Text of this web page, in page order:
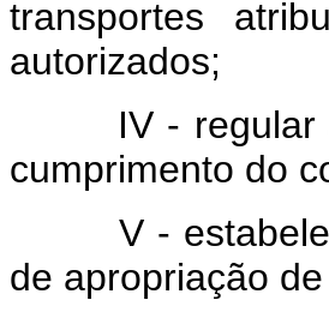
transportes
autorizados;
IV - regular a
cumprimento do
V -
de apropriação